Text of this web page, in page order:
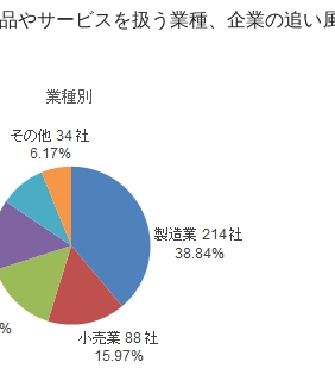
サービスを扱う業種、企業の追い